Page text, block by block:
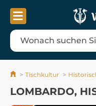
Tischkultur
LOMBARDO,